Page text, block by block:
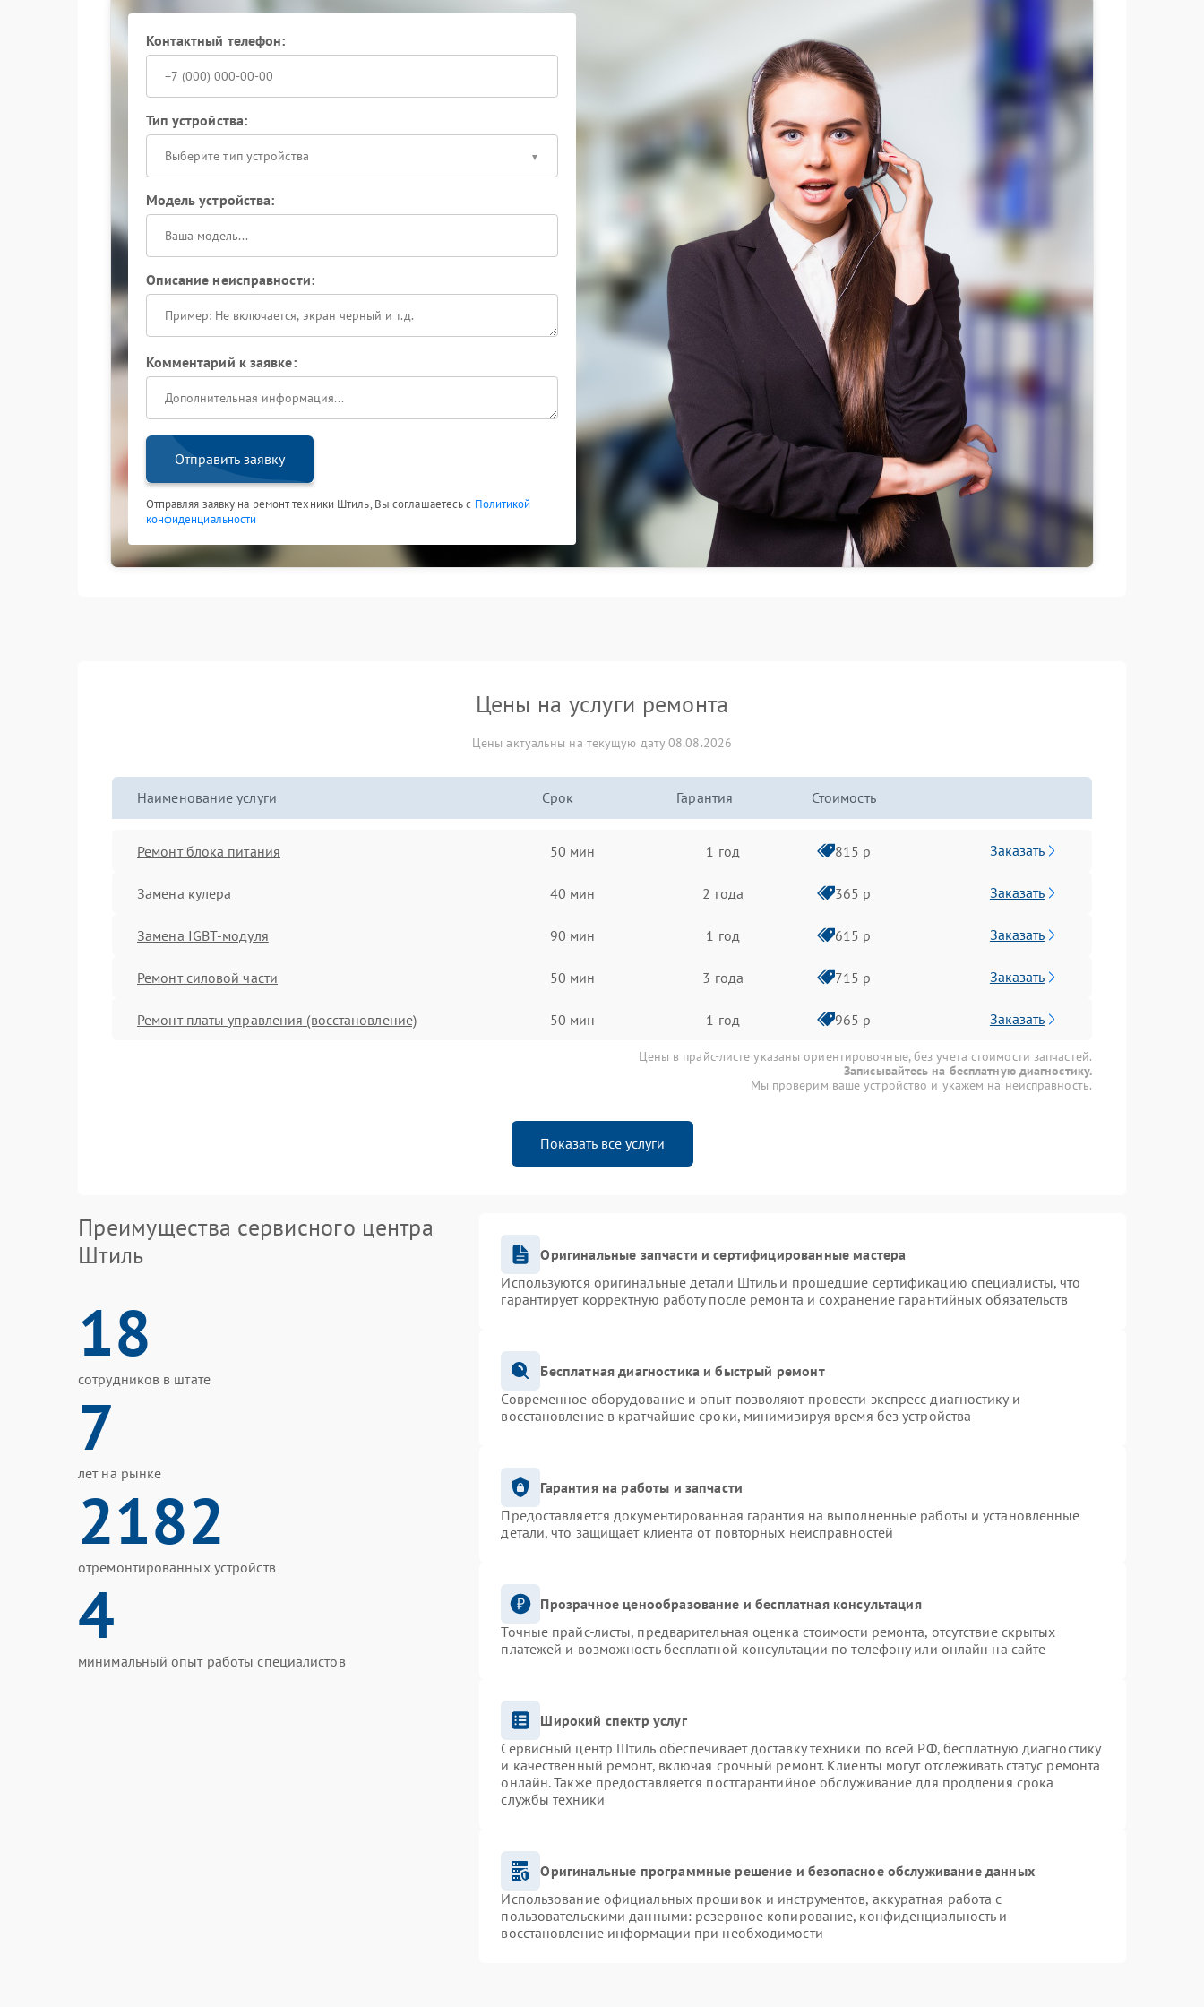
оборудования.
Контактный телефон:
Тип устройства:
Выберите тип устройства
Модель устройства:
Описание неисправности:
Комментарий к заявке:
Отправить заявку
Отправляя заявку на ремонт техники Штиль, Вы соглашаетесь с Политикой
конфиденциальности
Цены на услуги ремонта
Цены актуальны на текущую дату 08.08.2026
Наименование услуги Срок Гарантия Стоимость
Ремонт блока питания 50 мин 1 год 815 р Заказать
Замена кулера 40 мин 2 года 365 р Заказать
Замена IGBT-модуля 90 мин 1 год 615 р Заказать
Ремонт силовой части 50 мин 3 года 715 р Заказать
Ремонт платы управления (восстановление) 50 мин 1 год 965 р Заказать
Цены в прайс-листе указаны ориентировочные, без учета стоимости запчастей.
Записывайтесь на бесплатную диагностику.
Мы проверим ваше устройство и укажем на неисправность.
Показать все услуги
Преимущества сервисного центра
Штиль
18
сотрудников в штате
7
лет на рынке
2182
отремонтированных устройств
4
минимальный опыт работы специалистов
Оригинальные запчасти и сертифицированные мастера
Используются оригинальные детали Штиль и прошедшие сертификацию специалисты, что
гарантирует корректную работу после ремонта и сохранение гарантийных обязательств
Бесплатная диагностика и быстрый ремонт
Современное оборудование и опыт позволяют провести экспресс-диагностику и
восстановление в кратчайшие сроки, минимизируя время без устройства
Гарантия на работы и запчасти
Предоставляется документированная гарантия на выполненные работы и установленные
детали, что защищает клиента от повторных неисправностей
Прозрачное ценообразование и бесплатная консультация
Точные прайс-листы, предварительная оценка стоимости ремонта, отсутствие скрытых
платежей и возможность бесплатной консультации по телефону или онлайн на сайте
Широкий спектр услуг
Сервисный центр Штиль обеспечивает доставку техники по всей РФ, бесплатную диагностику
и качественный ремонт, включая срочный ремонт. Клиенты могут отслеживать статус ремонта
онлайн. Также предоставляется постгарантийное обслуживание для продления срока
службы техники
Оригинальные программные решение и безопасное обслуживание данных
Использование официальных прошивок и инструментов, аккуратная работа с
пользовательскими данными: резервное копирование, конфиденциальность и
восстановление информации при необходимости